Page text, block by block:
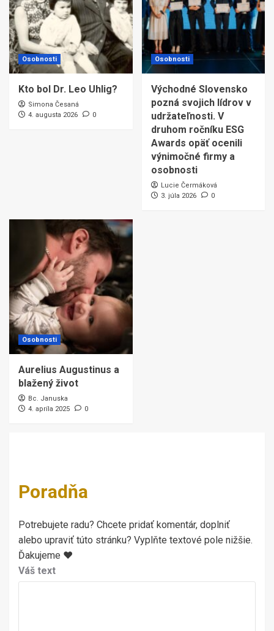
Osobnosti
Kto bol Dr. Leo Uhlig?
Simona Česaná
4. augusta 2026
0
Osobnosti
Východné Slovensko
pozná svojich lídrov v
udržateľnosti. V
druhom ročníku ESG
Awards opäť ocenili
výnimočné firmy a
osobnosti
Lucie Čermáková
3. júla 2026
0
Osobnosti
Aurelius Augustinus a
blažený život
Bc. Januska
4. apríla 2025
0
Poradňa
Potrebujete radu? Chcete pridať komentár, doplniť
alebo upraviť túto stránku? Vyplňte textové pole nižšie.
Ďakujeme ♥
Váš text